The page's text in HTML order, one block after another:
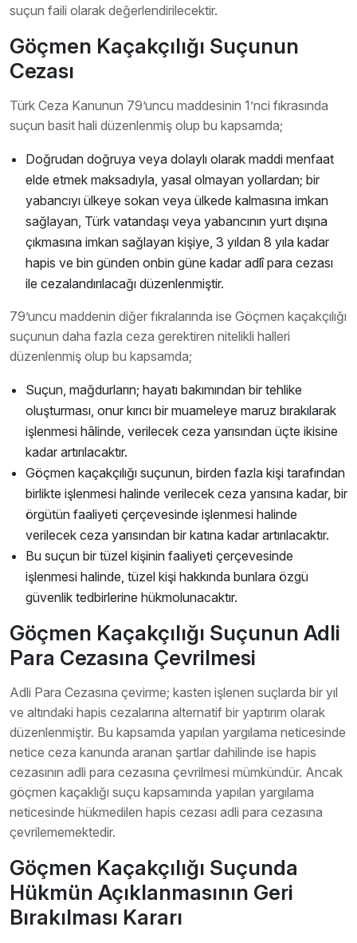
suçun faili olarak değerlendirilecektir.
Göçmen Kaçakçılığı Suçunun
Cezası
Türk Ceza Kanunun 79’uncu maddesinin 1’nci fıkrasında
suçun basit hali düzenlenmiş olup bu kapsamda;
Doğrudan doğruya veya dolaylı olarak maddi menfaat
elde etmek maksadıyla, yasal olmayan yollardan; bir
yabancıyı ülkeye sokan veya ülkede kalmasına imkan
sağlayan, Türk vatandaşı veya yabancının yurt dışına
çıkmasına imkan sağlayan kişiye, 3 yıldan 8 yıla kadar
hapis ve bin günden onbin güne kadar adlî para cezası
ile cezalandırılacağı düzenlenmiştir.
79’uncu maddenin diğer fıkralarında ise Göçmen kaçakçılığı
suçunun daha fazla ceza gerektiren nitelikli halleri
düzenlenmiş olup bu kapsamda;
Suçun, mağdurların; hayatı bakımından bir tehlike
oluşturması, onur kırıcı bir muameleye maruz bırakılarak
işlenmesi hâlinde, verilecek ceza yarısından üçte ikisine
kadar artırılacaktır.
Göçmen kaçakçılığı suçunun, birden fazla kişi tarafından
birlikte işlenmesi halinde verilecek ceza yarısına kadar, bir
örgütün faaliyeti çerçevesinde işlenmesi halinde
verilecek ceza yarısından bir katına kadar artırılacaktır.
Bu suçun bir tüzel kişinin faaliyeti çerçevesinde
işlenmesi halinde, tüzel kişi hakkında bunlara özgü
güvenlik tedbirlerine hükmolunacaktır.
Göçmen Kaçakçılığı Suçunun Adli
Para Cezasına Çevrilmesi
Adli Para Cezasına çevirme; kasten işlenen suçlarda bir yıl
ve altındaki hapis cezalarına alternatif bir yaptırım olarak
düzenlenmiştir. Bu kapsamda yapılan yargılama neticesinde
netice ceza kanunda aranan şartlar dahilinde ise hapis
cezasının adli para cezasına çevrilmesi mümkündür. Ancak
göçmen kaçaklığı suçu kapsamında yapılan yargılama
neticesinde hükmedilen hapis cezası adli para cezasına
çevrilememektedir.
Göçmen Kaçakçılığı Suçunda
Hükmün Açıklanmasının Geri
Bırakılması Kararı